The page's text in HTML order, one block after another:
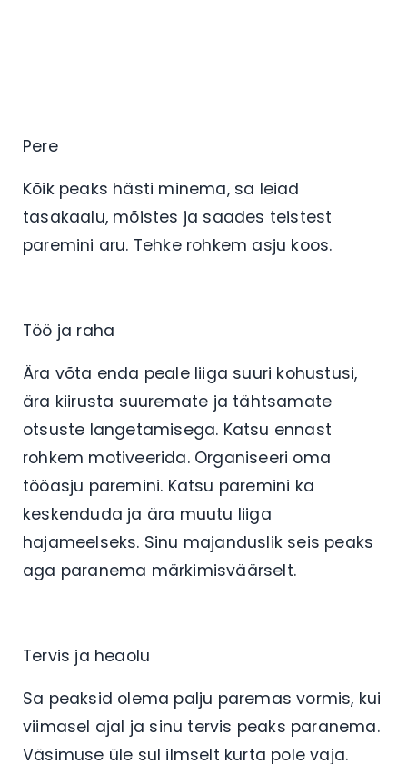
Pere
Kõik peaks hästi minema, sa leiad
tasakaalu, mõistes ja saades teistest
paremini aru. Tehke rohkem asju koos.
Töö ja raha
Ära võta enda peale liiga suuri kohustusi,
ära kiirusta suuremate ja tähtsamate
otsuste langetamisega. Katsu ennast
rohkem motiveerida. Organiseeri oma
tööasju paremini. Katsu paremini ka
keskenduda ja ära muutu liiga
hajameelseks. Sinu majanduslik seis peaks
aga paranema märkimisväärselt.
Tervis ja heaolu
Sa peaksid olema palju paremas vormis, kui
viimasel ajal ja sinu tervis peaks paranema.
Väsimuse üle sul ilmselt kurta pole vaja.